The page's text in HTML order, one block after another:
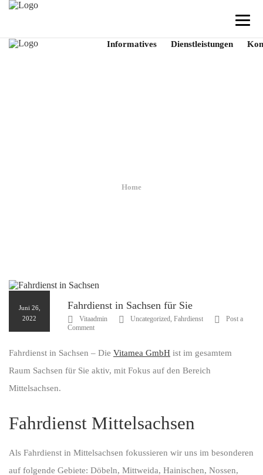
Informatives Dienstleistungen
Home
Juni 26,
2022
Fahrdienst in Sachsen für Sie
Vitaadmin Uncategorized, Fahrdienst
Post a
Comment
Fahrdienst in Sachsen – Die Vitamea GmbH ist im gesamtem
Raum Sachsen für Sie aktiv, mit Fokus auf den Bereich
Mittelsachsen.
Fahrdienst Mittelsachsen
Als Fahrdienst in Mittelsachsen fokussieren wir uns im besonderen
auf folgende Gebiete: Döbeln, Mittweida, Hainischen, Nossen,